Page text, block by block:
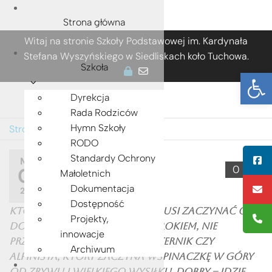
PrzejdźWitaj na stronie Szkoły Podstawowej im. Kardynała
Stefana Wyszyńskiego w Siedliskach koło Tuchowa.
Strona główna»2
MAJ
06
2023
0
2
przez ADMIN
Kto chce wejść na szczyt, musi zaczynać od
dołu, a potem iść krok za krokiem, nie
przyspieszając go. Zły to taternik czy
alpinista, który zaczyna wspinaczkę w góry
Strona główna
Szkoła
Dyrekcja
Rada Rodziców
Hymn Szkoły
RODO
Standardy Ochrony
Małoletnich
Dokumentacja
Dostępność
Projekty,
innowacje
Archiwum